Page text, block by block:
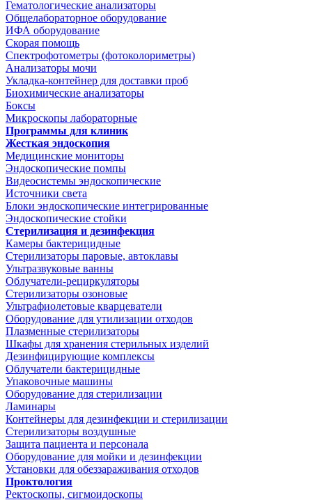
Гематологические анализаторы
Общелабораторное оборудование
ИФА оборудование
Скорая помощь
Спектрофотометры (фотоколориметры)
Анализаторы мочи
Укладка-контейнер для доставки проб
Биохимические анализаторы
Боксы
Микроскопы лабораторные
Программы для клиник
Жесткая эндоскопия
Медицинские мониторы
Эндоскопические помпы
Видеосистемы эндоскопические
Источники света
Блоки эндоскопические интегрированные
Эндоскопические стойки
Стерилизация и дезинфекция
Камеры бактерицидные
Стерилизаторы паровые, автоклавы
Ультразвуковые ванны
Облучатели-рециркуляторы
Стерилизаторы озоновые
Ультрафиолетовые кварцеватели
Оборудование для утилизации отходов
Плазменные стерилизаторы
Шкафы для хранения стерильных изделий
Дезинфицирующие комплексы
Облучатели бактерицидные
Упаковочные машины
Оборудование для стерилизации
Ламинары
Контейнеры для дезинфекции и стерилизации
Стерилизаторы воздушные
Защита пациента и персонала
Оборудование для мойки и дезинфекции
Установки для обеззараживания отходов
Проктология
Ректоскопы, сигмоидоскопы